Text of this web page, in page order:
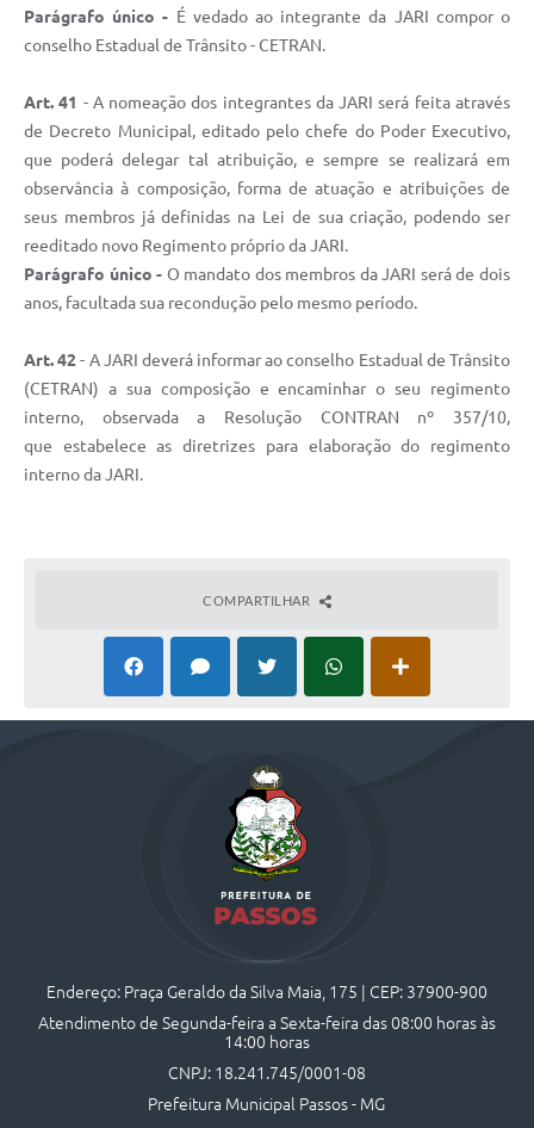
Parágrafo único - É vedado ao integrante da JARI compor o
conselho Estadual de Trânsito - CETRAN.
Art. 41 - A nomeação dos integrantes da JARI será feita através
de Decreto Municipal, editado pelo chefe do Poder Executivo,
que poderá delegar tal atribuição, e sempre se realizará em
observância à composição, forma de atuação e atribuições de
seus membros já definidas na Lei de sua criação, podendo ser
reeditado novo Regimento próprio da JARI.
Parágrafo único - O mandato dos membros da JARI será de dois
anos, facultada sua recondução pelo mesmo período.
Art. 42- A JARI deverá informar ao conselho Estadual de Trânsito
(CETRAN) a sua composição e encaminhar o seu regimento
interno, observada a Resolução CONTRAN nº 357/10,
que estabelece as diretrizes para elaboração do regimento
interno da JARI.
COMPARTILHAR
Endereço: Praça Geraldo da Silva Maia, 175 | CEP: 37900-900
Atendimento de Segunda-feira a Sexta-feira das 08:00 horas às
14:00 horas
CNPJ: 18.241.745/0001-08
Prefeitura Municipal Passos - MG